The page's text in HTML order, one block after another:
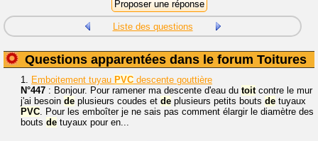
Liste des questions
Questions apparentées dans le forum Toitures
1. Emboitement tuyau PVC descente gouttière
N°447 : Bonjour. Pour ramener ma descente d'eau du toitcontre le mur
j'ai besoin de plusieurs coudes et de plusieurs petits bouts de tuyaux
PVC. Pour les emboîter je ne sais pas comment élargir le diamètre des
bouts de tuyaux pour en...